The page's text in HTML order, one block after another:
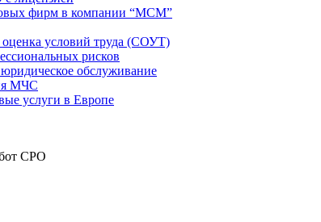
фирм в компании “МСМ”
условий труда (СОУТ)
рисков
обслуживание
МЧС
услуги в Европе
СРО